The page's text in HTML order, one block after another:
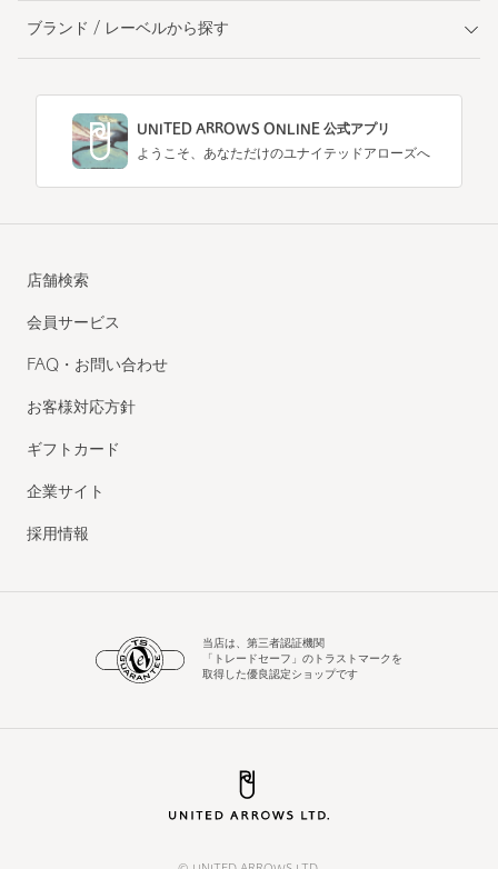
ブランド / レーベルから探す
UNITED ARROWS ONLINE 公式アプリ
ようこそ、あなただけのユナイテッドアローズへ
店舗検索
会員サービス
FAQ・お問い合わせ
お客様対応方針
ギフトカード
企業サイト
採用情報
当店は、第三者認証機関
「トレードセーフ」のトラストマークを
取得した優良認定ショップです